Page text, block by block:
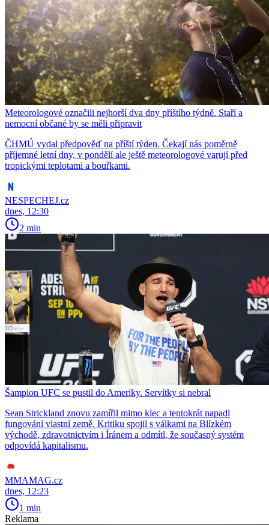
Meteorologové označili nejhorší dva dny příštího týdně. Staří a
nemocní občané by se měli připravit
ČHMÚ vydal předpověď na příští týden. Čekají nás poměrně
příjemné letní dny, v pondělí ale ještě meteorologové varují před
tropickými teplotami a bouřkami.
NESPECHEJ.cz
dnes, 12:30
2 min
Šampion UFC se pustil do Ameriky. Servítky si nebral
Sean Strickland znovu zamířil mimo klec a tentokrát napadl
fungování vlastní země. Kritiku spojil s válkami na Blízkém
východě, zdravotnictvím i Íránem a odmítl, že současný systém
odpovídá kapitalismu.
MMAMAG.cz
dnes, 12:23
1 min
Reklama